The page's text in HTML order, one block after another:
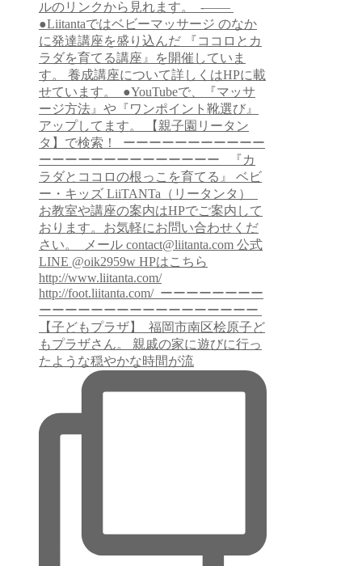
【子どもプラザ】 ⁡ 福岡市南区桧原子ど
もプラザさん。 親戚の家に遊びに行っ
たような穏やかな時間が流